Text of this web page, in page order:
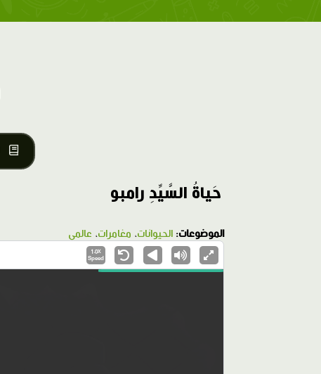
حَياةُ السَّيِّدِ رامبو
الموضوعات: الحيوانات، مغامرات، عالمي
1.0X
Speed